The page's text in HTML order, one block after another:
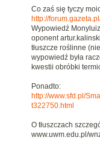
Co zaś się tyczy
http://
Wypowiedź
oponent
tłuszcze roślinne
wypowiedź była
kwestii obróbki
Ponadto:
http://www.sfd.pl/
t322750.html
O tłuszczach
www.uwm.edu.pl/